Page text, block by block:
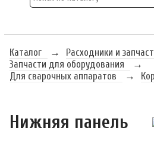
Каталог → Расходники и
Запчасти для оборудования
→
Для сварочных аппаратов
→
Нижняя панель